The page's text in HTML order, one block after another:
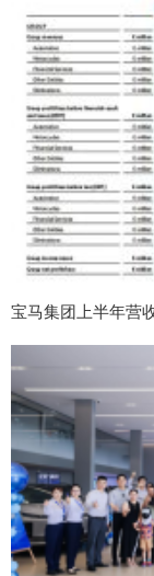
宝马集团上半年营